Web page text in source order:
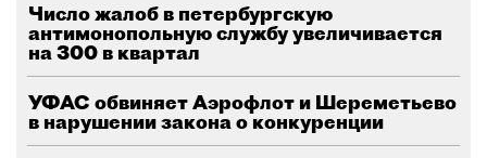
Число жалоб в петербургскую
антимонопольную службу увеличивается
на 300 в квартал
УФАС обвиняет Аэрофлот и Шереметьево
в нарушении закона о конкуренции